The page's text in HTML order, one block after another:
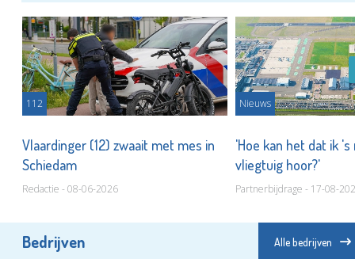
112
Vlaardinger (12) zwaait met mes in
Schiedam
Redactie - 08-06-2026
Nieuws
'Hoe kan het dat ik
vliegtuig hoor?'
Partnerbijdrage - 17-08-
Bedrijven Alle bedrijven